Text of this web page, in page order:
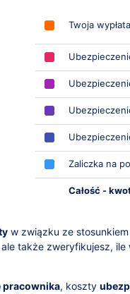
Twoja
Zaliczka na
Całość -
w związku ze
ale także zweryfikujesz, ile
pracownika, koszty